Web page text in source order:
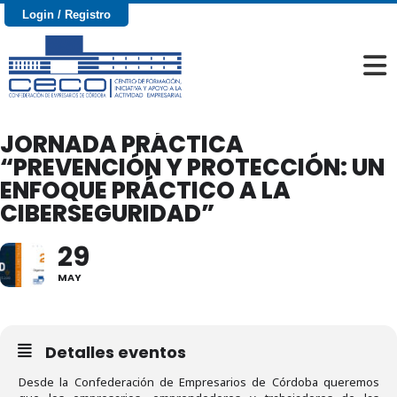
Login / Registro
JORNADA PRÁCTICA
“PREVENCIÓN Y PROTECCIÓN: UN
ENFOQUE PRÁCTICO A LA
CIBERSEGURIDAD”
29
MAY
Detalles eventos
Desde la Confederación de Empresarios de Córdoba queremos